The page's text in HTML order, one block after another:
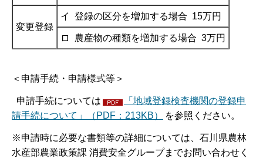
変更登録
イ 登録の区分を増加する場合 15万円
ロ 農産物の種類を増加する場合 3万円
＜申請手続・申請様式等＞
申請手続については
「地域登録検査機関の登録申
請手続について」（PDF：213KB）
を参照ください。
※申請時に必要な書類等の詳細については、石川県農林
水産部農業政策課 消費安全グループまでお問い合わせく